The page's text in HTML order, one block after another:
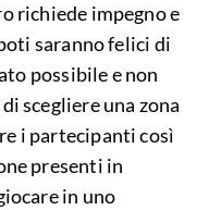
richiede impegno e
saranno felici di
possibile e non
scegliere una zona
i partecipanti così
presenti in
in uno